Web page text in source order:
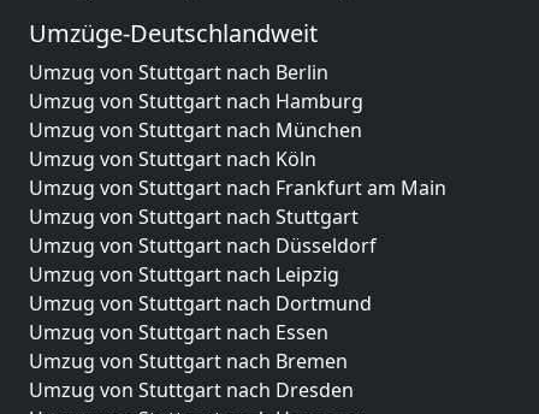
Umzüge-Deutschlandweit
Umzug von Stuttgart nach Berlin
Umzug von Stuttgart nach Hamburg
Umzug von Stuttgart nach München
Umzug von Stuttgart nach Köln
Umzug von Stuttgart nach Frankfurt am Main
Umzug von Stuttgart nach Stuttgart
Umzug von Stuttgart nach Düsseldorf
Umzug von Stuttgart nach Leipzig
Umzug von Stuttgart nach Dortmund
Umzug von Stuttgart nach Essen
Umzug von Stuttgart nach Bremen
Umzug von Stuttgart nach Dresden